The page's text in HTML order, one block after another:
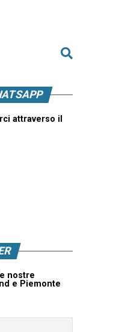
attraverso il
nostre
e Piemonte